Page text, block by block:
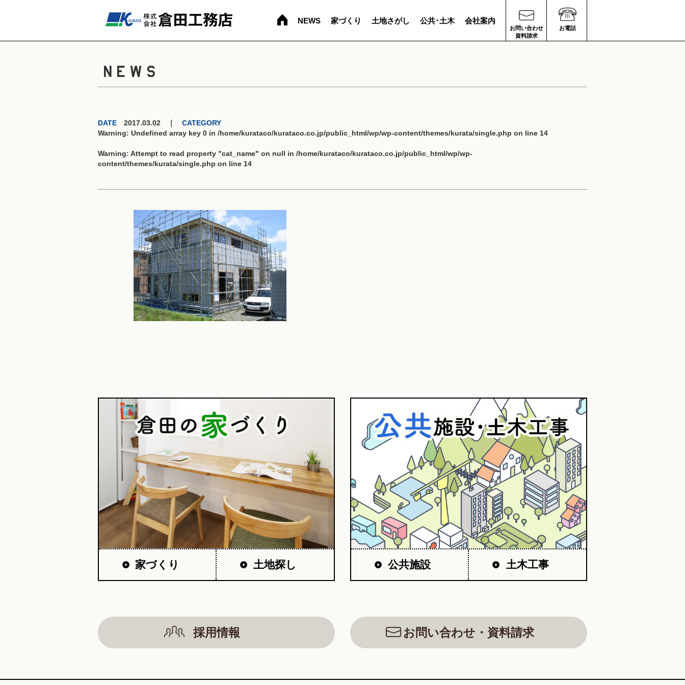
NEWS 家づくり 土地さがし 公共･土木 会社案内
お問い合わせ
資料請求
お電話
NEWS
DATE 2017.03.02 ｜ CATEGORY
Warning: Undefined array key 0 in /home/kurataco/kurataco.co.jp/public_html/wp/wp-content/themes/kurata/single.php on line 14
Warning: Attempt to read property "cat_name" on null in /home/kurataco/kurataco.co.jp/public_html/wp/wp-
content/themes/kurata/single.php on line 14
家づくり 土地探し 公共施設 土木工事
採用情報 お問い合わせ・資料請求